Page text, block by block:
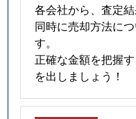
各会社から、査定結
同時に売却方法に
す。
正確な金額を把握
を出しましょう！